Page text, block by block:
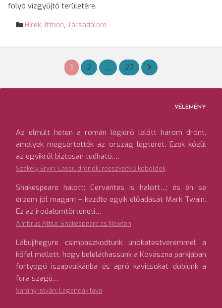
folyó vízgyűjtő területére.
Hírek, Itthon, Társadalom
Bejegyzések
lapozása
1 2 … 27
VÉLEMÉNY
Az elmúlt héten a román légierő lelőtt három drónt,
amelyek megsértették az ország légterét. Ezek közül
az egyikről biztosan tudható,…
Székely Ervin: Lassú drónok, rosszkedvű koboldok
Shakespeare halott; Cervantes is halott…; és én se
érzem jól magam – kezdte egyik előadását Mark Twain.
Ez az irodalomtörténeti…
Ambrus Attila: Shakespeare és Newton
Lábujjhegyre csimpaszkodtunk unokatestvéremmel a
kőfal mellett, hogy beleláthassunk a Kovászna parkjában
fortyogó iszapvulkánba és apró kavicsokat dobjunk a
fura szagú…
Sarány István: Legendák tava